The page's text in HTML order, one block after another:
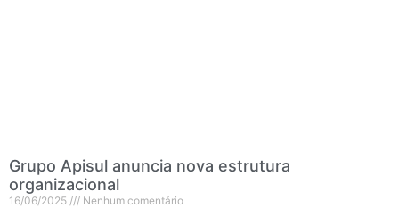
Grupo Apisul anuncia nova estrutura
organizacional
16/06/2025 Nenhum comentário